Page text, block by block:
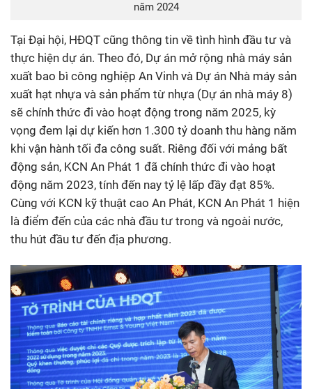
năm 2024
Tại Đại hội, HĐQT cũng thông tin về tình hình đầu tư và
thực hiện dự án. Theo đó, Dự án mở rộng nhà máy sản
xuất bao bì công nghiệp An Vinh và Dự án Nhà máy sản
xuất hạt nhựa và sản phẩm từ nhựa (Dự án nhà máy 8)
sẽ chính thức đi vào hoạt động trong năm 2025, kỳ
vọng đem lại dự kiến hơn 1.300 tỷ doanh thu hàng năm
khi vận hành tối đa công suất. Riêng đối với mảng bất
động sản, KCN An Phát 1 đã chính thức đi vào hoạt
động năm 2023, tính đến nay tỷ lệ lấp đầy đạt 85%.
Cùng với KCN kỹ thuật cao An Phát, KCN An Phát 1 hiện
là điểm đến của các nhà đầu tư trong và ngoài nước,
thu hút đầu tư đến địa phương.